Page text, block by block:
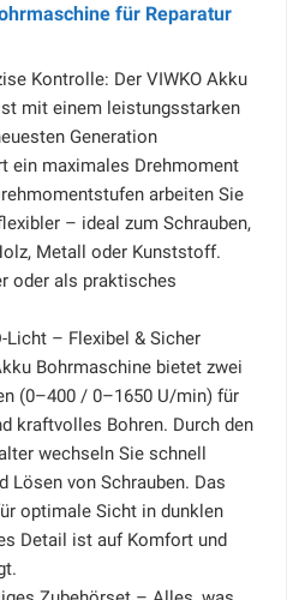
für Reparatur
Kontrolle: Der VIWKO Akku
mit einem leistungsstarken
Generation
ein maximales Drehmoment
arbeiten Sie
– ideal zum Schrauben,
Metall oder Kunststoff.
oder als praktisches
Licht – Flexibel & Sicher
Bohrmaschine bietet zwei
(0–400 / 0–1650 U/min) für
kraftvolles Bohren. Durch den
wechseln Sie schnell
Lösen von Schrauben. Das
optimale Sicht in dunklen
Detail ist auf Komfort und